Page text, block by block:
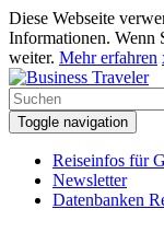
Diese Webseite
Informationen. Wenn
weiter. Mehr erfahren
Toggle navigation
Reiseinfos für
Newsletter
Datenbanken